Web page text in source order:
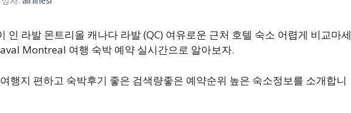
인 라발 몬트리올 캐나다 라발 (QC) 여유로운 근처 호텔 숙소 어렵게 비교마세
Montreal 여행 숙박 예약 실시간으로 알아보자.
행지 편하고 숙박후기 좋은 검색량좋은 예약순위 높은 숙소정보를 소개합니